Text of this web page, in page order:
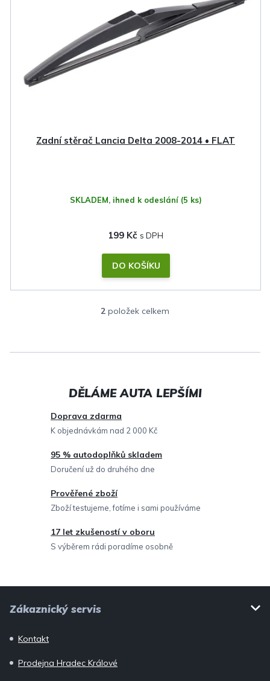
Zadní stěrač Lancia Delta 2008-2014 • FLAT
SKLADEM, ihned k odeslání (5 ks)
199 Kč
DO KOŠÍKU
O
l
a
í
p
r
y
v
ý
2 položek celkem
Doprava zdarma
K objednávkám nad 2 000 Kč
95 % autodoplňků skladem
Doručení už do druhého dne
Prověřené zboží
Zboží testujeme, fotíme i sami používáme
17 let zkušeností v oboru
S výběrem rádi poradíme osobně
Zákaznický servis
Kontakt
Prodejna Hradec Králové